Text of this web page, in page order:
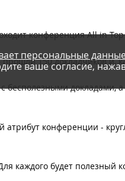
конференция All in
150 докладчиков
бесполезными
атрибут конференции -
каждого будет полезный
персональные
ваше согласие,